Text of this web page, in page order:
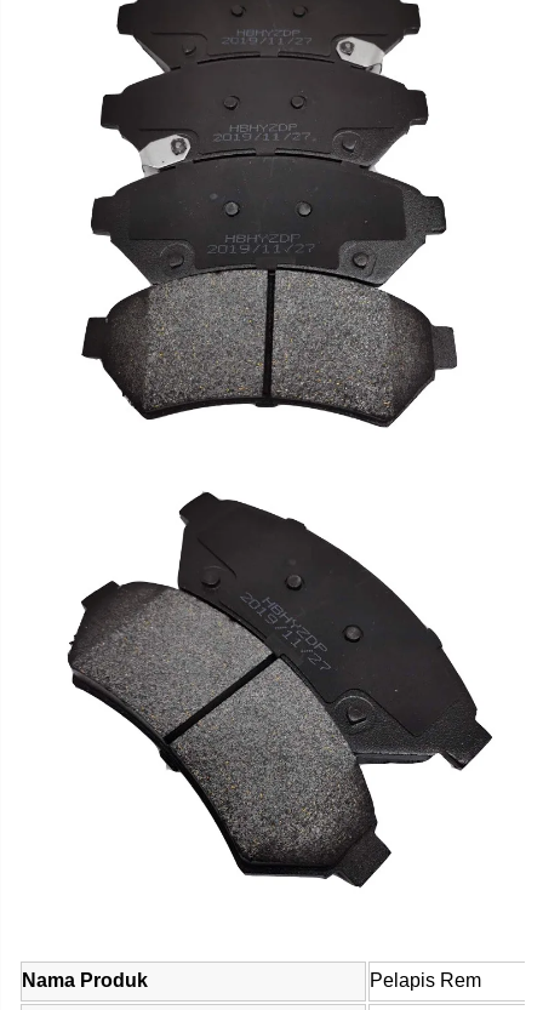
Nama Produk Pelapis Rem